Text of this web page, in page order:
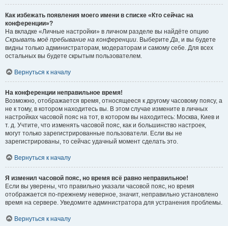
Как избежать появления моего имени в списке «Кто сейчас на
конференции»?
На вкладке «Личные настройки» в личном разделе вы найдёте опцию
Скрывать моё пребывание на конференции. ВыберитеДа, и вы будете
видны только администраторам, модераторам и самому себе. Для всех
остальных вы будете скрытым пользователем.
Вернуться к началу
На конференции неправильное время!
Возможно, отображается время, относящееся к другому часовому поясу, а
не к тому, в котором находитесь вы. В этом случае измените в личных
настройках часовой пояс на тот, в котором вы находитесь: Москва, Киев и
т. д. Учтите, что изменять часовой пояс, как и большинство настроек,
могут только зарегистрированные пользователи. Если вы не
зарегистрированы, то сейчас удачный момент сделать это.
Вернуться к началу
Я изменил часовой пояс, но время всё равно неправильное!
Если вы уверены, что правильно указали часовой пояс, но время
отображается по-прежнему неверное, значит, неправильно установлено
время на сервере. Уведомите администратора для устранения проблемы.
Вернуться к началу